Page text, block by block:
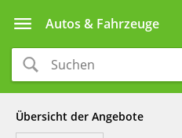
Autos & Fahrzeuge
Übersicht der Angebote